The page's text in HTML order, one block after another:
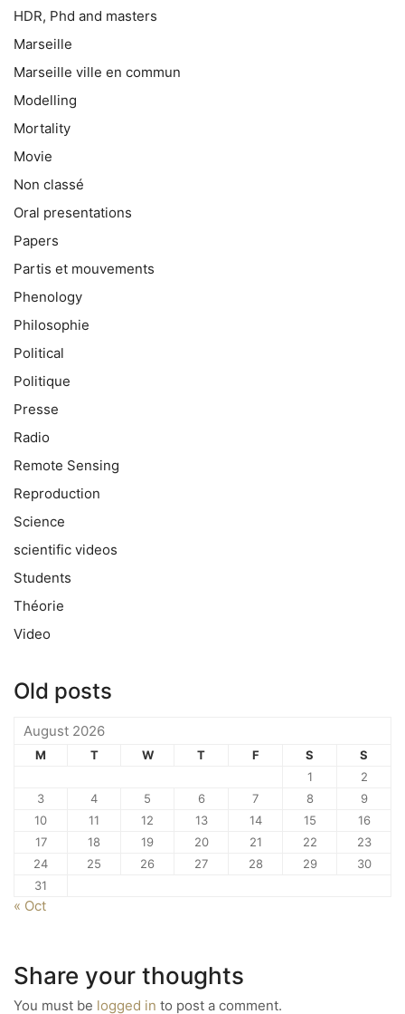
HDR, Phd and masters
Marseille
Marseille ville en commun
Modelling
Mortality
Movie
Non classé
Oral presentations
Papers
Partis et mouvements
Phenology
Philosophie
Political
Politique
Presse
Radio
Remote Sensing
Reproduction
Science
scientific videos
Students
Théorie
Video
Old posts
August 2026
M T W T F S
S
1
2
3
4 5 6 7 8
9
10
11 12 13 14 15
16
17
18 19 20 21 22
23
24
25 26 27 28 29
30
31
« Oct
Share your thoughts
You must be logged in to post a comment.